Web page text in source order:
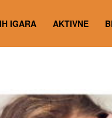
IGARA AKTIVNE